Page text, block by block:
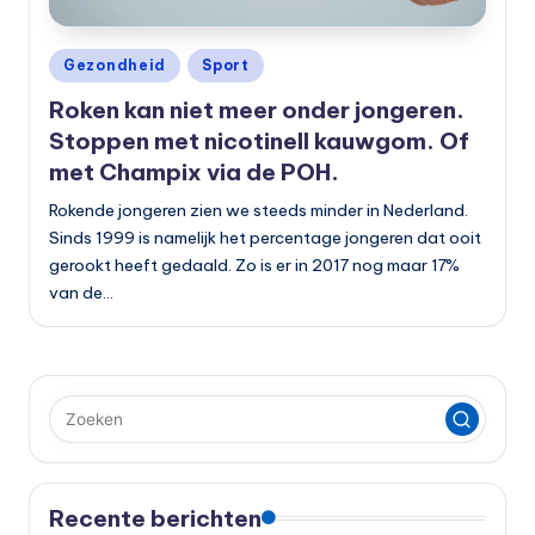
Geplaatst
in
Gezondheid Sport
Roken kan niet meer onder jongeren.
Stoppen met nicotinell kauwgom. Of
met Champix via de POH.
Rokende jongeren zien we steeds minder in Nederland.
Sinds 1999 is namelijk het percentage jongeren dat ooit
gerookt heeft gedaald. Zo is er in 2017 nog maar 17%
van de…
Recente berichten